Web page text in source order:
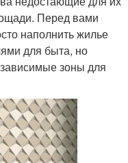
Перед вами
наполнить жилье
для быта, но
зоны для